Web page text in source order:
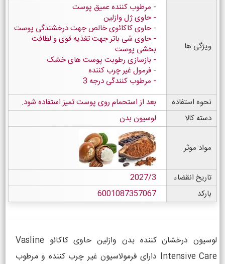
ویژگی ها
مرطوب کننده عمیق پوست
حاوی ژل وازلین
حاوی کاکائوی خالص جهت درخشندگی پوست
حاوی شی باتر جهت تغذیه قوی و لطافت
بخشی پوست
بازسازی رطوبت پوست های خشک
فرمول غیر چرب کننده
مرطوب کنندگی درجه 3
نحوه استفاده
بعد از استحمام روی پوست تمیز استفاده شود.
دسته کالا
لوسیون بدن
مواد موثر
تاریخ انقضاء
2027/3
بارکد
6001087357067
لوسیون درخشان کننده بدن وازلین حاوی کاکائو Vasline
Intensive Care دارای فرمولاسیون غیر چرب کننده و مرطوب